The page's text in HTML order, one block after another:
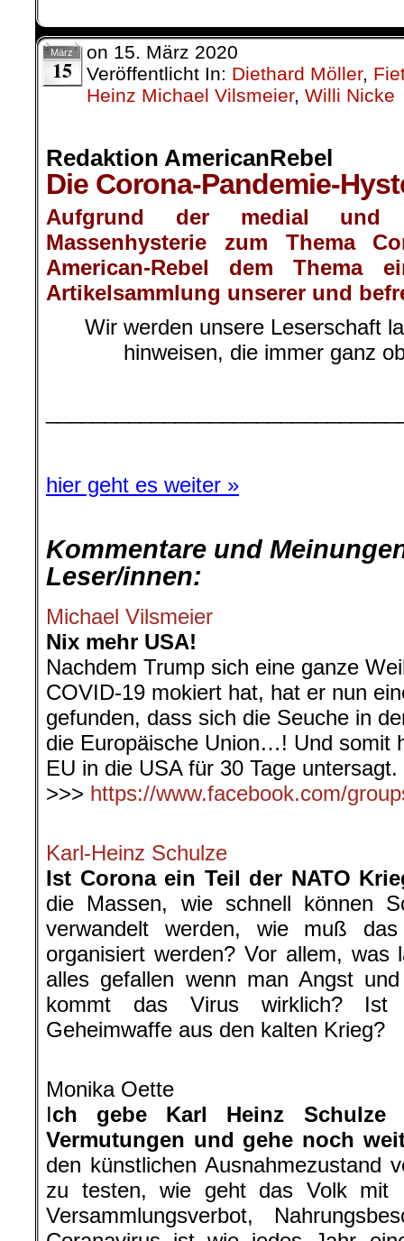
März
15
on 15. März 2020
Veröffentlicht In: Diethard Möller,
Heinz Michael Vilsmeier, Willi Nicke
Redaktion AmericanRebel
Die Corona-Pandemie-
Aufgrund der medial und
Massenhysterie zum Thema
American-Rebel dem Thema
Artikelsammlung unserer und
Wir werden unsere Leserschaft
hinweisen, die immer ganz
hier geht es weiter »
Kommentare und
Leser/innen:
Michael Vilsmeier
Nix mehr USA!
Nachdem Trump sich eine ganze
COVID-19 mokiert hat, hat er nun
gefunden, dass sich die Seuche in
die Europäische Union…! Und somit
EU in die USA für 30 Tage untersagt.
>>> https://www.facebook.com/
Karl-Heinz Schulze
Ist Corona ein Teil der NATO
die Massen, wie schnell können
verwandelt werden, wie muß das
organisiert werden? Vor allem, was
alles gefallen wenn man Angst
kommt das Virus wirklich? Ist
Geheimwaffe aus den kalten Krieg?
Monika Oette
Ich gebe Karl Heinz
Vermutungen und gehe noch
den künstlichen Ausnahmezustand
zu testen, wie geht das Volk mit
Versammlungsverbot,